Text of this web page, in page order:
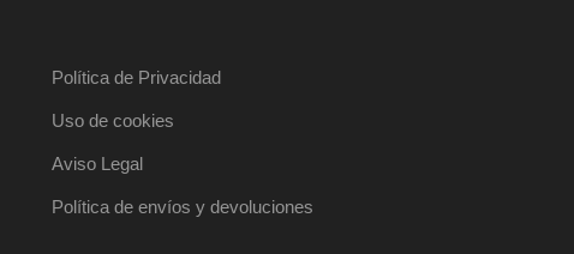
Política de Privacidad
Uso de cookies
Aviso Legal
Política de envíos y devoluciones